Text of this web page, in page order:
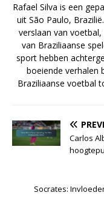
Rafael Silva is een
uit São Paulo,
verslaan van
van Braziliaanse
sport hebben
boeiende verhalen
Braziliaanse voetbal
Carlos
Socrates: